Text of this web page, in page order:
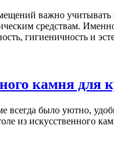
важно учитывать
средствам.
гигиеничность и
камня для
было уютно,
из искусственного